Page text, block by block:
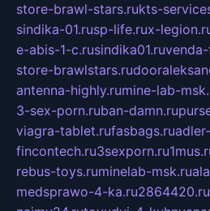
store-brawl-stars.rukts-
sindika-01.rusp-life.rux-
e-abis-1-c.rusindika01.ru
store-brawlstars.ru
antenna-highly.rumine-lab-
3-sex-porn.ruban-damn.ru
viagra-tablet.rufasbags.ru
fincontech.ru3sexporn.ru
rebus-toys.ruminelab-msk.ru
medsprawo-4-ka.ru2864420.ru